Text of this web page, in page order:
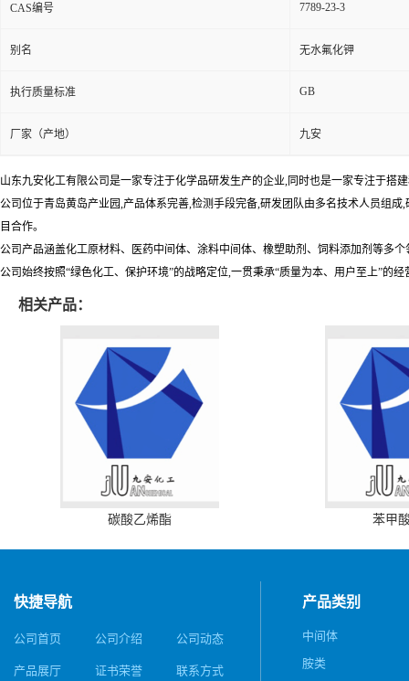
CAS编号 7789-23-3
别名 无水氟化钾
执行质量标准 GB
厂家（产地） 九安
山东九安化工有限公司是一家专注于化学品研发生产的企业,同时也是一家专注于搭
公司位于青岛黄岛产业园,产品体系完善,检测手段完备,研发团队由多名技术人员组
目合作。
公司产品涵盖化工原材料、医药中间体、涂料中间体、橡塑助剂、饲料添加剂等多
公司始终按照“绿色化工、保护环境”的战略定位,一贯秉承“质量为本、用户至上”的
相关产品：
碳酸乙烯酯 苯甲
快捷导航
公司首页 公司介绍 公司动态
产品展厅 证书荣誉 联系方式
产品类别
中间体
胺类